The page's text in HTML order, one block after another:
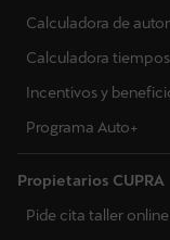
Calculadora de
Calculadora
Incentivos y
Programa Auto+
Propietarios CUPRA
Pide cita taller